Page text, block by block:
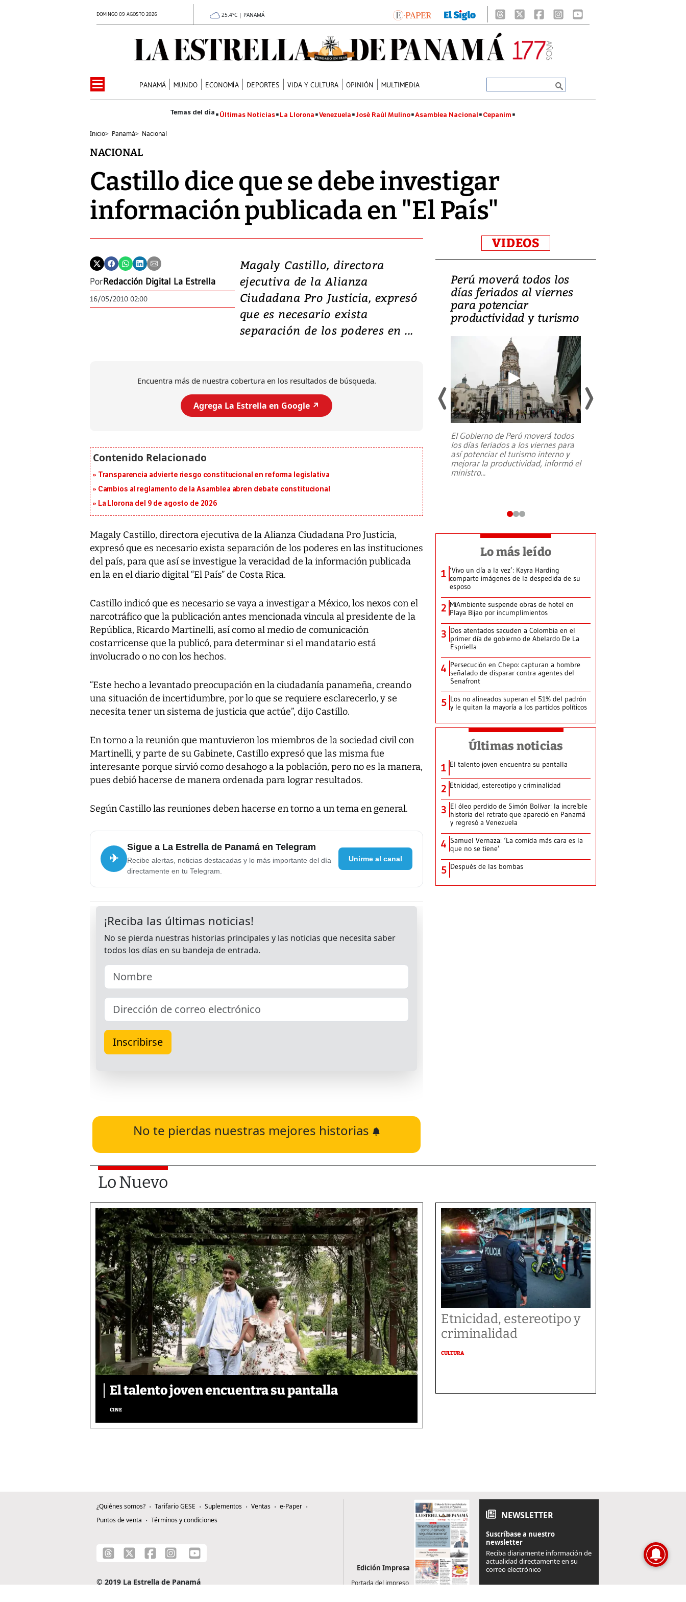
DOMINGO 09 AGOSTO 2026 25.4°C | PANAMÁ
PANAMÁ MUNDO ECONOMÍA DEPORTES VIDA Y CULTURA OPINIÓN MULTIMEDIA
Últimas Noticias La Llorona Venezuela José Raúl Mulino Asamblea Nacional Cepanim
Inicio> Panamá> Nacional
NACIONAL
Castillo dice que se debe investigar
información publicada en "El País"
PorRedacción Digital La Estrella
16/05/2010 02:00
Magaly Castillo, directora
ejecutiva de la Alianza
Ciudadana Pro Justicia, expresó
que es necesario exista
separación de los poderes en ...
Encuentra más de nuestra cobertura en los resultados de búsqueda.
Agrega La Estrella en Google ↗️
Transparencia advierte riesgo constitucional en reforma legislativa
Cambios al reglamento de la Asamblea abren debate constitucional
La Llorona del 9 de agosto de 2026
Magaly Castillo, directora ejecutiva de la Alianza Ciudadana Pro Justicia,
expresó que es necesario exista separación de los poderes en las instituciones
del país, para que así se investigue la veracidad de la información publicada
en la en el diario digital “El País” de Costa Rica.
Castillo indicó que es necesario se vaya a investigar a México, los nexos con el
narcotráfico que la publicación antes mencionada vincula al presidente de la
República, Ricardo Martinelli, así como al medio de comunicación
costarricense que la publicó, para determinar si el mandatario está
involucrado o no con los hechos.
“Este hecho a levantado preocupación en la ciudadanía panameña, creando
una situación de incertidumbre, por lo que se requiere esclarecerlo, y se
necesita tener un sistema de justicia que actúe”, dijo Castillo.
En torno a la reunión que mantuvieron los miembros de la sociedad civil con
Martinelli, y parte de su Gabinete, Castillo expresó que las misma fue
interesante porque sirvió como desahogo a la población, pero no es la manera,
pues debió hacerse de manera ordenada para lograr resultados.
Según Castillo las reuniones deben hacerse en torno a un tema en general.
✈
Sigue a La Estrella de Panamá en Telegram
Recibe alertas, noticias destacadas y lo más importante del día
directamente en tu Telegram.
Unirme al canal
No te pierdas nuestras mejores historias
VIDEOS
Video: Lula lanza su
candidatura con
promesas de inversión
en defensa, educación y
tierras raras
Entre recuerdos y escuetas
da Silva, oficializó este domingo su
candidatura
Perú moverá todos los
días feriados al viernes
para potenciar
productividad y turismo
El Gobierno de Perú moverá todos
los días feriados a los viernes para
así potenciar el turismo interno y
mejorar la productividad, informó el
ministro...
Lo más leído
1 ‘Vivo un día a la vez’: Kayra Harding
comparte imágenes de la despedida de su
esposo
2 MiAmbiente suspende obras de hotel en
Playa Bijao por incumplimientos
3 Dos atentados sacuden a Colombia en el
primer día de gobierno de Abelardo De La
Espriella
4 Persecución en Chepo: capturan a hombre
señalado de disparar contra agentes del
Senafront
5 Los no alineados superan el 51% del padrón
y le quitan la mayoría a los partidos políticos
Últimas noticias
1 El talento joven encuentra su pantalla​
2 Etnicidad, estereotipo y criminalidad
3 El óleo perdido de Simón Bolívar: la increíble
historia del retrato que apareció en Panamá
y regresó a Venezuela
4 Samuel Vernaza: ‘La comida más cara es la
que no se tiene’
5 Después de las bombas
Lo Nuevo
El talento joven encuentra su pantalla​
CINE
Etnicidad, estereotipo y
criminalidad
CULTURA
¿Quiénes somos? Tarifario GESE Suplementos Ventas
e-Paper
Puntos de venta
Términos y condiciones
© 2019 La Estrella de Panamá
Edición Impresa
Portada del impreso
NEWSLETTER
Suscríbase a nuestro
newsletter
Reciba diariamente información de
actualidad directamente en su
correo electrónico